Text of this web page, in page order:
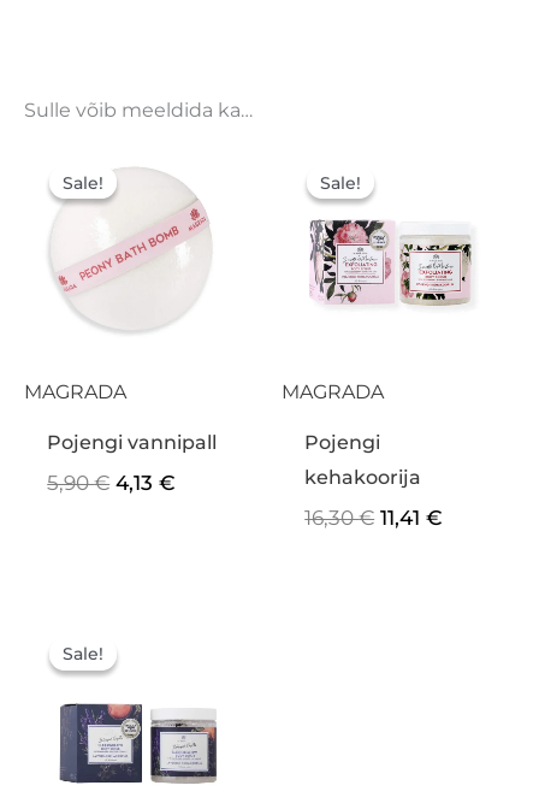
Sulle võib meeldida ka…
Sale!
MAGRADA
Sale!
Pojengi vannipall
5,90€
hind
5,90 €.
4,13€
hind
on:
4,13 €.
Sale!
MAGRADA
Sale!
Pojengi
kehakoorija
16,30€
16,30 €.
11,41€
11,41 €.
Sale!
Sale!
14,20 €.9,94 €.